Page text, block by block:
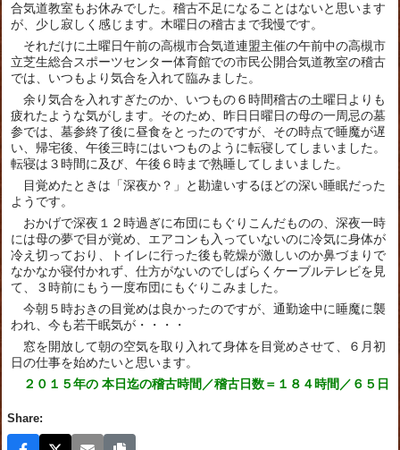
合気道教室もお休みでした。稽古不足になることはないと思います
が、少し寂しく感じます。木曜日の稽古まで我慢です。
それだけに土曜日午前の高槻市合気道連盟主催の午前中の高槻市
立芝生総合スポーツセンター体育館での市民公開合気道教室の稽古
では、いつもより気合を入れて臨みました。
余り気合を入れすぎたのか、いつもの６時間稽古の土曜日よりも
疲れたような気がします。そのため、昨日日曜日の母の一周忌の墓
参では、墓参終了後に昼食をとったのですが、その時点で睡魔が遅
い、帰宅後、午後三時にはいつものように転寝してしまいました。
転寝は３時間に及び、午後６時まで熟睡してしまいました。
目覚めたときは「深夜か？」と勘違いするほどの深い睡眠だった
ようです。
おかげで深夜１２時過ぎに布団にもぐりこんだものの、深夜一時
には母の夢で目が覚め、エアコンも入っていないのに冷気に身体が
冷え切っており、トイレに行った後も乾燥が激しいのか鼻づまりで
なかなか寝付かれず、仕方がないのでしばらくケーブルテレビを見
て、３時前にもう一度布団にもぐりこみました。
今朝５時おきの目覚めは良かったのですが、通勤途中に睡魔に襲
われ、今も若干眠気が・・・・
窓を開放して朝の空気を取り入れて身体を目覚めさせて、６月初
日の仕事を始めたいと思います。
２０１５年の 本日迄の稽古時間／稽古日数＝１８４時間／６５日
Share: